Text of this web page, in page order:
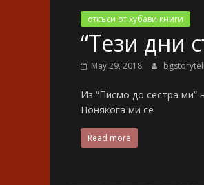
откъси от хубави книги
“Тези дни
May 29, 2018
Из “Писмо до сестра ми”
Понякога ми се
Read more